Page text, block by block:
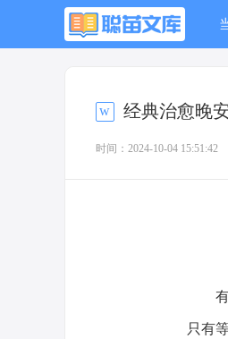
经典治愈晚
时间：2024-10-04 15:51:42
有时
只有